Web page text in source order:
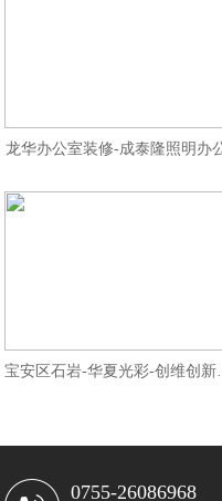
龙华办公室装修-成泰隆照明办
0755-26086968